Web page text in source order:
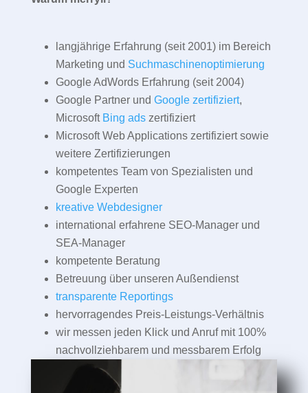
langjährige Erfahrung (seit 2001) im Bereich
Marketing und Suchmaschinenoptimierung
Google AdWords Erfahrung (seit 2004)
Google Partner und Google zertifiziert,
Microsoft Bing adszertifiziert
Microsoft Web Applications zertifiziert sowie
weitere Zertifizierungen
kompetentes Team von Spezialisten und
Google Experten
kreative Webdesigner
international erfahrene SEO-Manager und
SEA-Manager
kompetente Beratung
Betreuung über unseren Außendienst
transparente Reportings
hervorragendes Preis-Leistungs-Verhältnis
wir messen jeden Klick und Anruf mit 100%
nachvollziehbarem und messbarem Erfolg